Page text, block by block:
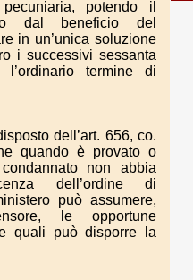
potendo il
dal beneficio del
in un’unica soluzione
i successivi sessanta
termine di
dell’art. 656, co.
quando è provato o
non abbia
dell’ordine di
può assumere,
le opportune
quali può disporre la